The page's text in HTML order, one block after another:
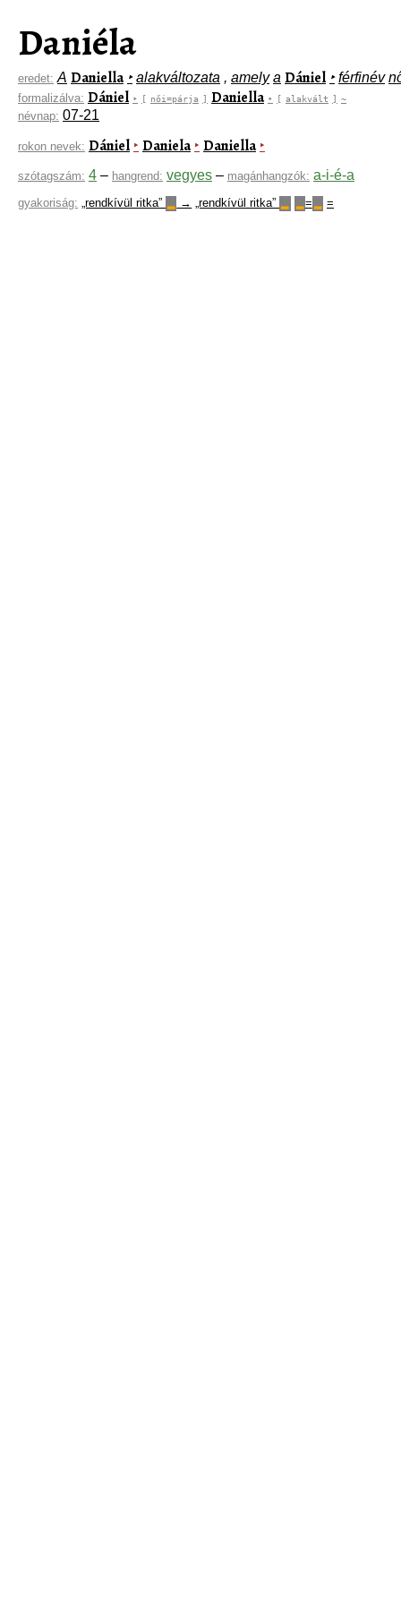
Daniéla
eredet: A Daniella ‣ alakváltozata , amely a Dániel ‣ férfinév
formalizálva: Dániel ‣ [ női=párja ] Daniella ‣ [ alakvált ] ~
névnap: 07-21
rokon nevek: Dániel ‣ Daniela ‣ Daniella ‣
szótagszám: 4 – hangrend: vegyes – magánhangzók: a-i-é-a
gyakoriság: „rendkívül ritka” → „rendkívül ritka” = =